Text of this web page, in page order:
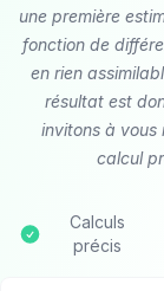
une première
fonction de
en rien
résultat est
invitons à vous
calcul
Calculs
précis